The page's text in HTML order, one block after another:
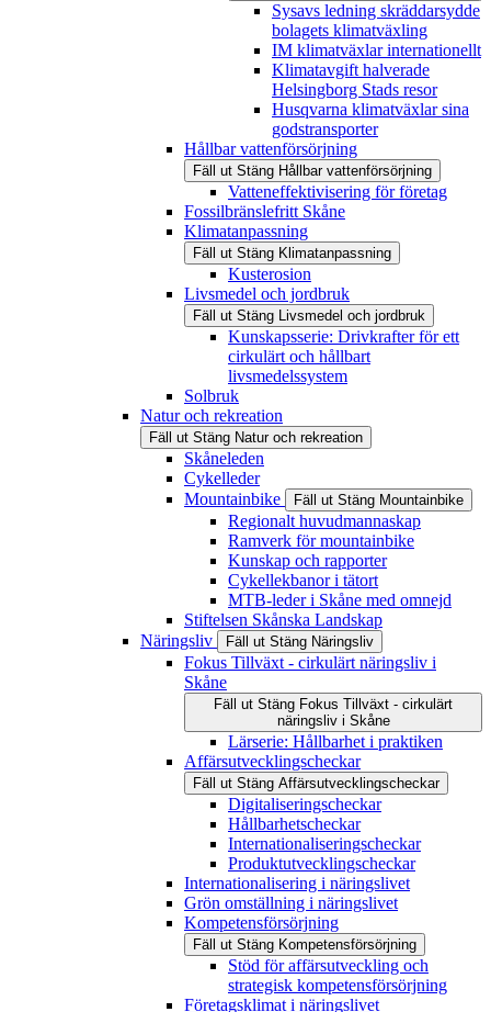
Sysavs ledning skräddarsydde
bolagets klimatväxling
IM klimatväxlar internationellt
Klimatavgift halverade
Helsingborg Stads resor
Husqvarna klimatväxlar sina
godstransporter
Hållbar vattenförsörjning
Fäll ut Stäng Hållbar vattenförsörjning
Vatteneffektivisering för företag
Fossilbränslefritt Skåne
Klimatanpassning
Fäll ut Stäng Klimatanpassning
Kusterosion
Livsmedel och jordbruk
Fäll ut Stäng Livsmedel och jordbruk
Kunskapsserie: Drivkrafter för ett
cirkulärt och hållbart
livsmedelssystem
Solbruk
Natur och rekreation
Fäll ut Stäng Natur och rekreation
Skåneleden
Cykelleder
Mountainbike
Fäll ut Stäng Mountainbike
Regionalt huvudmannaskap
Ramverk för mountainbike
Kunskap och rapporter
Cykellekbanor i tätort
MTB-leder i Skåne med omnejd
Stiftelsen Skånska Landskap
Näringsliv
Fäll ut Stäng Näringsliv
Fokus Tillväxt - cirkulärt näringsliv i
Skåne
Fäll ut Stäng Fokus Tillväxt - cirkulärt
näringsliv i Skåne
Lärserie: Hållbarhet i praktiken
Affärsutvecklingscheckar
Fäll ut Stäng Affärsutvecklingscheckar
Digitaliseringscheckar
Hållbarhetscheckar
Internationaliseringscheckar
Produktutvecklingscheckar
Internationalisering i näringslivet
Grön omställning i näringslivet
Kompetensförsörjning
Fäll ut Stäng Kompetensförsörjning
Stöd för affärsutveckling och
strategisk kompetensförsörjning
Företagsklimat i näringslivet